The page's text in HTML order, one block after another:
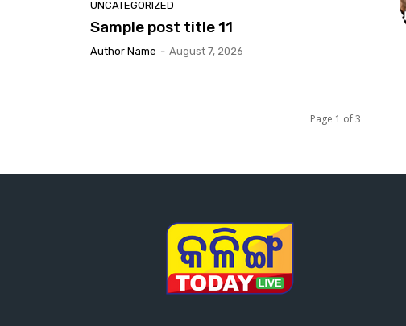
UNCATEGORIZED
Sample post title 11
Author Name - August 7, 2026
Page 1 of 3